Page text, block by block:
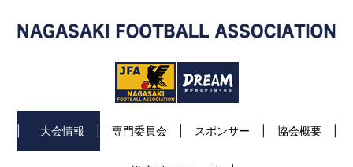
大会情報 専門委員会 スポンサー 協会概要